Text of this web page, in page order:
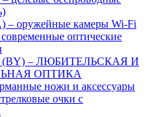
– оружейные камеры Wi-Fi
оптические
(BY) – ЛЮБИТЕЛЬСКАЯ И
ОПТИКА
ножи и аксессуары
очки с